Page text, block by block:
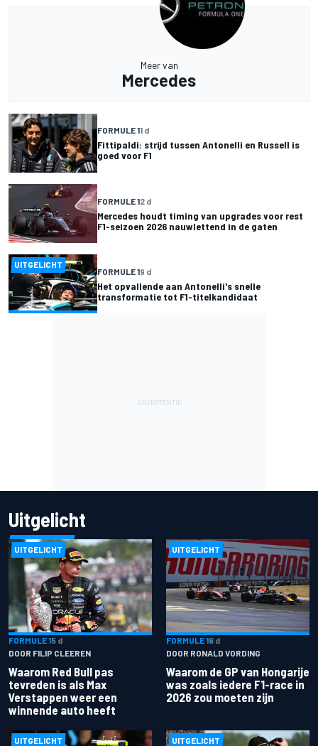
Meer van
Mercedes
FORMULE 11 d
Fittipaldi: strijd tussen Antonelli en Russell is
goed voor F1
FORMULE 12 d
Mercedes houdt timing van upgrades voor rest
F1-seizoen 2026 nauwlettend in de gaten
UITGELICHT
FORMULE 19 d
Het opvallende aan Antonelli's snelle
transformatie tot F1-titelkandidaat
Uitgelicht
UITGELICHT
FORMULE 15 d
DOOR FILIP CLEEREN
Waarom Red Bull pas
tevreden is als Max
Verstappen weer een
winnende auto heeft
UITGELICHT
FORMULE 16 d
DOOR RONALD VORDING
Waarom de GP van Hongarije
was zoals iedere F1-race in
2026 zou moeten zijn
UITGELICHT UITGELICHT